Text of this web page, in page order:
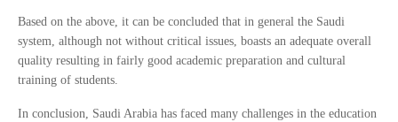
Based on the above, it can be concluded that in general the Saudi
system, although not without critical issues, boasts an adequate overall
quality resulting in fairly good academic preparation and cultural
training of students.
In conclusion, Saudi Arabia has faced many challenges in the education